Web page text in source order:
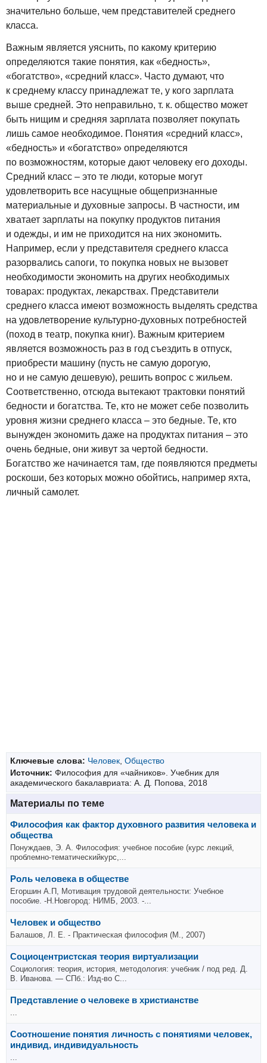
значительно больше, чем представителей среднего
класса.
Важным является уяснить, по какому критерию
определяются такие понятия, как «бедность»,
«богатство», «средний класс». Часто думают, что
к среднему классу принадлежат те, у кого зарплата
выше средней. Это неправильно, т. к. общество может
быть нищим и средняя зарплата позволяет покупать
лишь самое необходимое. Понятия «средний класс»,
«бедность» и «богатство» определяются
по возможностям, которые дают человеку его доходы.
Средний класс – это те люди, которые могут
удовлетворить все насущные общепризнанные
материальные и духовные запросы. В частности, им
хватает зарплаты на покупку продуктов питания
и одежды, и им не приходится на них экономить.
Например, если у представителя среднего класса
разорвались сапоги, то покупка новых не вызовет
необходимости экономить на других необходимых
товарах: продуктах, лекарствах. Представители
среднего класса имеют возможность выделять средства
на удовлетворение культурно-духовных потребностей
(поход в театр, покупка книг). Важным критерием
является возможность раз в год съездить в отпуск,
приобрести машину (пусть не самую дорогую,
но и не самую дешевую), решить вопрос с жильем.
Соответственно, отсюда вытекают трактовки понятий
бедности и богатства. Те, кто не может себе позволить
уровня жизни среднего класса – это бедные. Те, кто
вынужден экономить даже на продуктах питания – это
очень бедные, они живут за чертой бедности.
Богатство же начинается там, где появляются предметы
роскоши, без которых можно обойтись, например яхта,
личный самолет.
Ключевые слова: Человек, Общество
Источник: Философия для «чайников». Учебник для
академического бакалавриата: А. Д. Попова, 2018
Материалы по теме
Философия как фактор духовного развития человека и
общества
Понуждаев, Э. А. Философия: учебное пособие (курс лекций,
проблемно-тематическийкурс,...
Роль человека в обществе
Егоршин А.П, Мотивация трудовой деятельности: Учебное
пособие. -Н.Новгород: НИМБ, 2003. -...
Человек и общество
Балашов, Л. Е. - Практическая философия (М., 2007)
Социоцентристская теория виртуализации
Социология: теория, история, методология: учебник / под ред. Д.
В. Иванова. — СПб.: Изд-во С...
Представление о человеке в христианстве
...
Соотношение понятия личность с понятиями человек,
индивид, индивидуальность
...